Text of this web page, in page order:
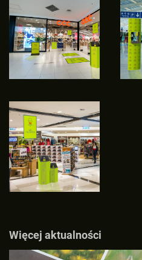
Więcej aktualności